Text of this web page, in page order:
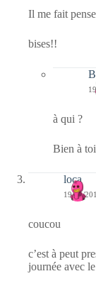
Il me fait
bises!!
à qui ?
Bien à
loca
19/04/
coucou
c’est à peut
journée avec